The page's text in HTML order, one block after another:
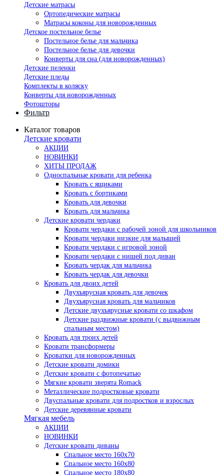
Детские матрасы
Ортопедические матрасы
Матрасы коконы для новорожденных
Детское постельное белье
Постельное белье для мальчика
Постельное белье для девочки
Конверты для сна (для новорожденных)
Детские пеленки
Детские пледы
Комплекты в коляску
Конверты для новорожденных
Фотошторы
Фильтр
Каталог товаров
Детские кровати
АКЦИИ
НОВИНКИ
ХИТЫ ПРОДАЖ
Односпальные кровати для ребенка
Кровать с ящиками
Кровать с бортиками
Кровать для девочки
Кровать для мальчика
Детские кровати чердаки
Кровати чердаки с рабочей зоной для школьников
Кровати чердаки низкие для малышей
Кровати чердаки с игровой зоной
Кровати чердаки с нишей под диван
Кровать чердак для мальчика
Кровать чердак для девочки
Кровать для двоих детей
Двухъярусная кровать для девочек
Двухъярусная кровать для мальчиков
Детские двухъярусные кровати со шкафом
Детские раздвижные кровати (с выдвижным
спальным местом)
Кровать для троих детей
Кровати трансформеры
Кроватки для новорожденных
Детские кровати домики
Детские кровати с фотопечатью
Мягкие кровати зверята Romack
Металлические подростковые кровати
Двуспальные кровати для подростков и взрослых
Детские деревянные кровати
Мягкая мебель
АКЦИИ
НОВИНКИ
Детские кровати диваны
Спальное место 160х70
Спальное место 160х80
Спальное место 180х80